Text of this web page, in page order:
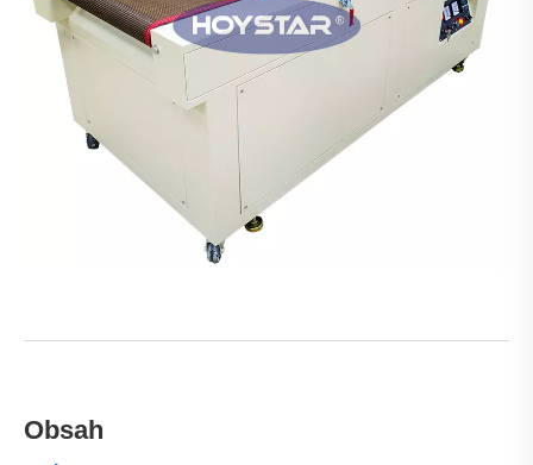
Obsah